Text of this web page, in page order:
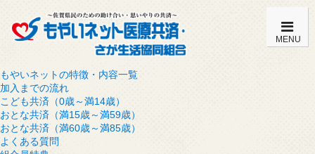
MENU
もやいネットの特徴・内容一覧
加入までの流れ
こども共済（0歳～満14歳）
おとな共済（満15歳～満59歳）
おとな共済（満60歳～満85歳）
よくある質問